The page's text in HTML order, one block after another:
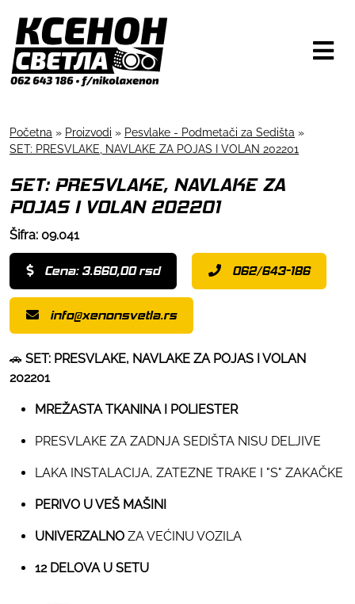
Početna » Proizvodi » Pesvlake - Podmetači za Sedišta »
SET: PRESVLAKE, NAVLAKE ZA POJAS I VOLAN 202201
SET: PRESVLAKE, NAVLAKE ZA
POJAS I VOLAN 202201
Šifra: 09.041
Cena: 3.660,00 rsd 062/643-186
info@xenonsvetla.rs
🚗 SET: PRESVLAKE, NAVLAKE ZA POJAS I VOLAN
202201
MREŽASTA TKANINA I POLIESTER
PRESVLAKE ZA ZADNJA SEDIŠTA NISU DELJIVE
LAKA INSTALACIJA, ZATEZNE TRAKE I "S" ZAKAČKE
PERIVO U VEŠ MAŠINI
UNIVERZALNO ZA VEĆINU VOZILA
12 DELOVA U SETU